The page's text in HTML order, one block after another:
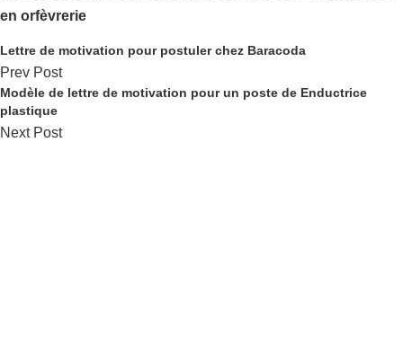
en orfèvrerie
Lettre de motivation pour postuler chez Baracoda
Prev Post
Modèle de lettre de motivation pour un poste de Enductrice
plastique
Next Post